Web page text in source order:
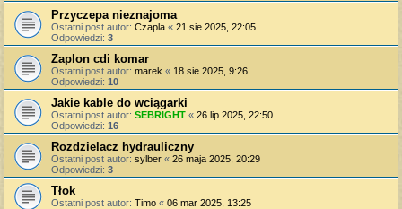
Przyczepa nieznajoma
Ostatni post autor: Czapla « 21 sie 2025, 22:05
Odpowiedzi: 3
Zaplon cdi komar
Ostatni post autor: marek « 18 sie 2025, 9:26
Odpowiedzi: 10
Jakie kable do wciągarki
Ostatni post autor: SEBRIGHT « 26 lip 2025, 22:50
Odpowiedzi: 16
Rozdzielacz hydrauliczny
Ostatni post autor: sylber « 26 maja 2025, 20:29
Odpowiedzi: 3
Tłok
Ostatni post autor: Timo « 06 mar 2025, 13:25